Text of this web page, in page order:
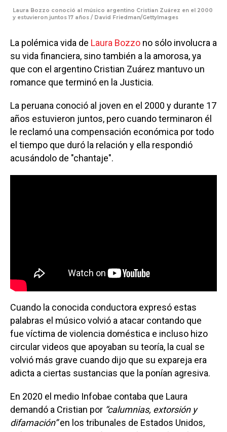
Laura Bozzo conoció al músico argentino Cristian Zuárez en el 2000
y estuvieron juntos 17 años / David Friedman/GettyImages
La polémica vida de Laura Bozzo no sólo involucra a
su vida financiera, sino también a la amorosa, ya
que con el argentino Cristian Zuárez mantuvo un
romance que terminó en la Justicia.
La peruana conoció al joven en el 2000 y durante 17
años estuvieron juntos, pero cuando terminaron él
le reclamó una compensación económica por todo
el tiempo que duró la relación y ella respondió
acusándolo de "chantaje".
Cuando la conocida conductora expresó estas
palabras el músico volvió a atacar contando que
fue víctima de violencia doméstica e incluso hizo
circular videos que apoyaban su teoría, la cual se
volvió más grave cuando dijo que su expareja era
adicta a ciertas sustancias que la ponían agresiva.
En 2020 el medio Infobae contaba que Laura
demandó a Cristian por “calumnias, extorsión y
difamación”en los tribunales de Estados Unidos,